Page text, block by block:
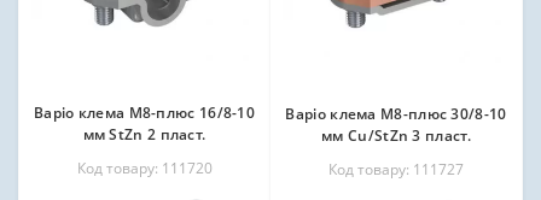
Варіо клема М8-плюс 16/8-10
мм StZn 2 пласт.
Код товару: 111720
Варіо клема М8-плюс 30/8-10
мм Cu/StZn 3 пласт.
Код товару: 111727